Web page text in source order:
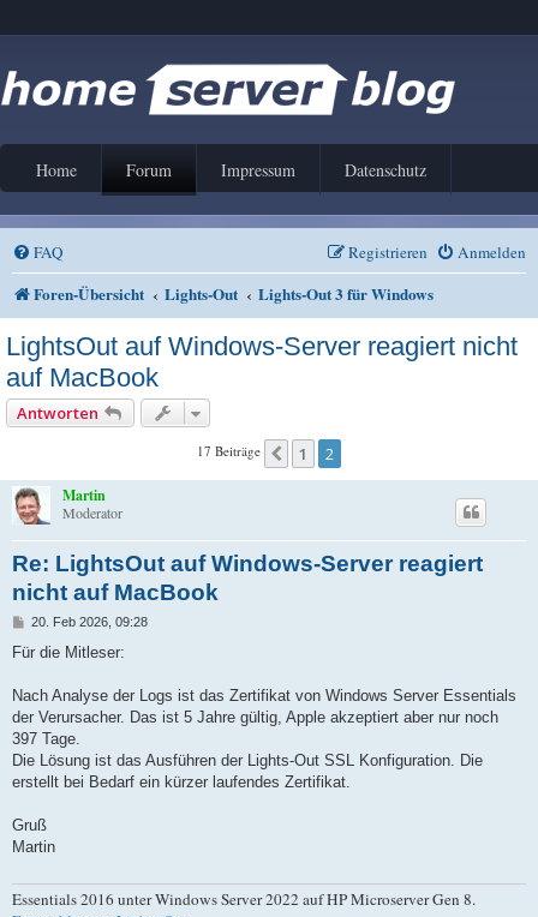
Home Forum Impressum Datenschutz
FAQ Anmelden
Registrieren
Foren-Übersicht Lights-Out Lights-Out 3 für Windows
LightsOut auf Windows-Server reagiert nicht
auf MacBook
Antworten
17 Beiträge Vorherige
1 2
Martin
Moderator
Re: LightsOut auf Windows-Server reagiert
nicht auf MacBook
B
i
a
20. Feb 2026, 09:28
Für die Mitleser:
Nach Analyse der Logs ist das Zertifikat von Windows Server Essentials
der Verursacher. Das ist 5 Jahre gültig, Apple akzeptiert aber nur noch
397 Tage.
Die Lösung ist das Ausführen der Lights-Out SSL Konfiguration. Die
erstellt bei Bedarf ein kürzer laufendes Zertifikat.
Gruß
Martin
Essentials 2016 unter Windows Server 2022 auf HP Microserver Gen 8.